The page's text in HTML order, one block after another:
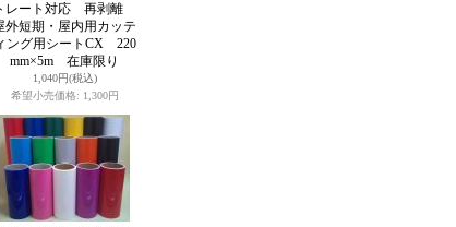
レート対応 再剥離
外短期・屋内用カッテ
ング用シートCX 220
mm×5m 在庫限り
1,040円(税込)
希望小売価格: 1,300円